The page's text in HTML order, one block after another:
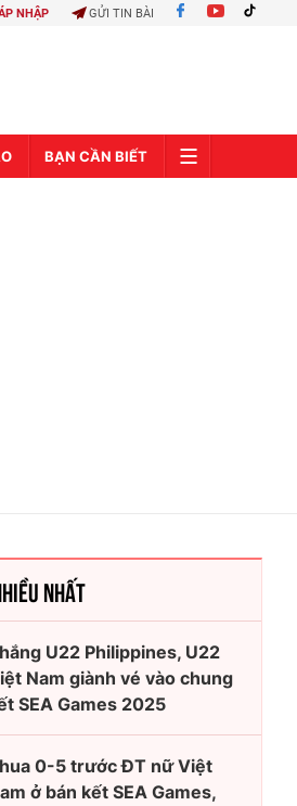
NHẬP GỬI TIN BÀI
BẠN CẦN BIẾT
NHẤT
U22 Philippines, U22
Nam giành vé vào chung
SEA Games 2025
0-5 trước ĐT nữ Việt
ở bán kết SEA Games,